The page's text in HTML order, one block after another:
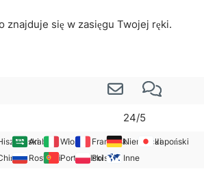
znajduje się w zasięgu Twojej ręki.
24/5
Arabski Włoski FrancuskiNiemieckiJapoński
RosyjskiPortugalskiPolski Inne